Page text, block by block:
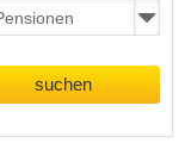
suchen